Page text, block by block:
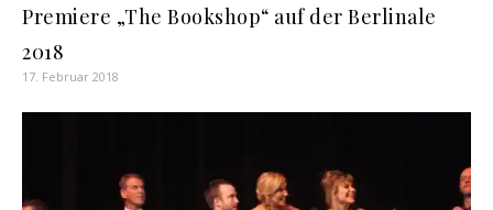
Premiere „The Bookshop“ auf der Berlinale
2018
17. Februar 2018